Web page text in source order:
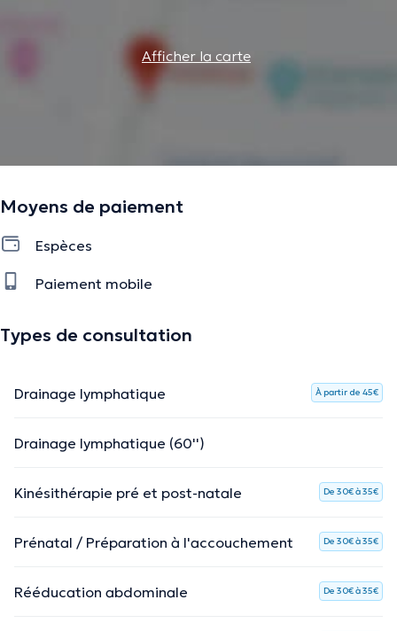
Afficher la carte
Moyens de paiement
Espèces
Paiement mobile
Types de consultation
Drainage lymphatique À partir de 45€
Drainage lymphatique (60'')
Kinésithérapie pré et post-natale De 30€ à 35€
Prénatal / Préparation à l'accouchement De 30€ à 35€
Rééducation abdominale De 30€ à 35€